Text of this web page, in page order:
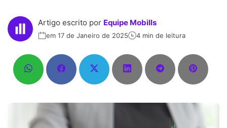
Artigo escrito por Equipe Mobills
em 17 de Janeiro de 2025 4 min de leitura